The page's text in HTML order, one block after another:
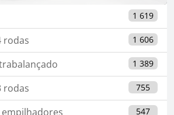
1 619
rodas 1 606
1 389
rodas 755
547